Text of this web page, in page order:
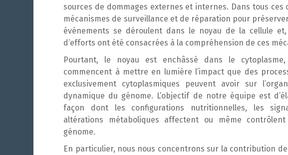
sources de dommages externes et internes. Dans tous
mécanismes de surveillance et de réparation pour
événements se déroulent dans le noyau de la cellule
d’efforts ont été consacrées à la compréhension de ces
Pourtant, le noyau est enchâssé dans le
commencent à mettre en lumière l’impact que des
exclusivement cytoplasmiques peuvent avoir sur
dynamique du génome. L’objectif de notre équipe est
façon dont les configurations nutritionnelles, les
altérations métaboliques affectent ou même
génome.
En particulier, nous nous concentrons sur la contribution